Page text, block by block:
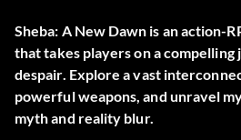
Sheba: A New Dawn is an action-
that takes players on a
despair. Explore a vast
powerful weapons, and unravel
myth and reality blur.